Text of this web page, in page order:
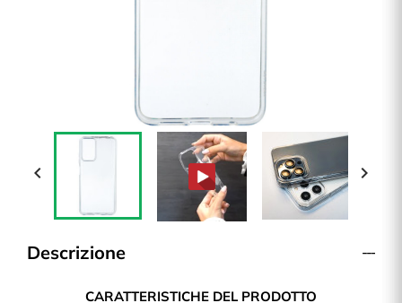
 
Descrizione
CARATTERISTICHE DEL PRODOTTO